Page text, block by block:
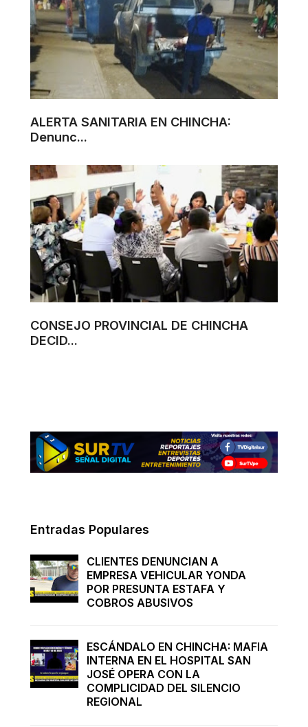
ALERTA SANITARIA EN CHINCHA:
Denunc...
CONSEJO PROVINCIAL DE CHINCHA
DECID...
Entradas Populares
CLIENTES DENUNCIAN A
EMPRESA VEHICULAR YONDA
POR PRESUNTA ESTAFA Y
COBROS ABUSIVOS
ESCÁNDALO EN CHINCHA: MAFIA
INTERNA EN EL HOSPITAL SAN
JOSÉ OPERA CON LA
COMPLICIDAD DEL SILENCIO
REGIONAL